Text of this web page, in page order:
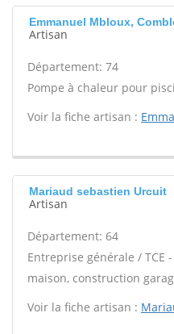
Emmanuel Mbloux,
Artisan
Département: 74
Pompe à chaleur pour
Voir la fiche artisan :
Mariaud sebastien Urcuit
Artisan
Département: 64
Entreprise générale / TCE
maison, construction
Voir la fiche artisan :